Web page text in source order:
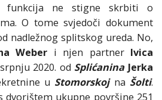
funkcija ne stigne skrbiti o
O tome svjedoči dokument
nadležnog splitskog ureda. No,
Weber i njen partnerIvica
2020. od Splićanina Jerka
u Stomorskojna Šolti.
dvorištem ukupne površine 251